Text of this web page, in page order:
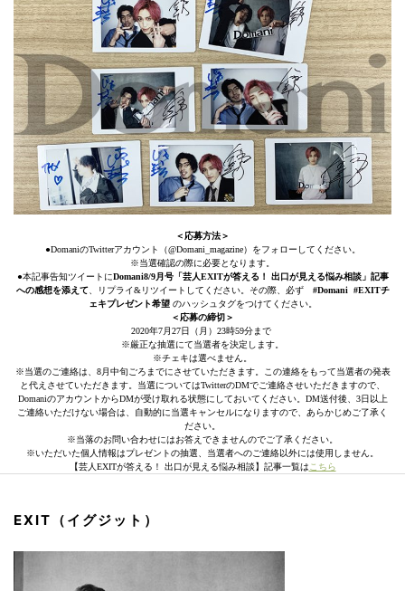
＜応募方法＞
●DomaniのTwitterアカウント（@Domani_magazine）をフォローしてください。
※当選確認の際に必要となります。
●本記事告知ツイートにDomani8/9月号「芸人EXITが答える！ 出口が見える悩み相談」記事
への感想を添えて、リプライ&リツイートしてください。その際、必ず #Domani #EXITチ
ェキプレゼント希望 のハッシュタグをつけてください。
＜応募の締切＞
2020年7月27日（月）23時59分まで
※厳正な抽選にて当選者を決定します。
※チェキは選べません。
※当選のご連絡は、8月中旬ごろまでにさせていただきます。この連絡をもって当選者の発表
と代えさせていただきます。当選についてはTwitterのDMでご連絡させいただきますので、
DomaniのアカウントからDMが受け取れる状態にしておいてください。DM送付後、3日以上
ご連絡いただけない場合は、自動的に当選キャンセルになりますので、あらかじめご了承く
ださい。
※当落のお問い合わせにはお答えできませんのでご了承ください。
※いただいた個人情報はプレゼントの抽選、当選者へのご連絡以外には使用しません。
【芸人EXITが答える！ 出口が見える悩み相談】記事一覧は こちら
EXIT（イグジット）